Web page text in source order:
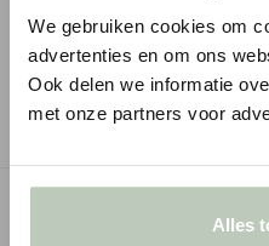
We gebruiken cookies om
advertenties en om ons
Ook delen we informatie
met onze partners voor
Alles
- +